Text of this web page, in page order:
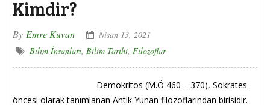
Kimdir?
By Emre Kuvan
Nisan 13, 2021
Bilim İnsanları, Bilim Tarihi, Filozoflar
Demokritos (M.Ö 460 – 370), Sokrates
öncesi olarak tanımlanan Antik Yunan filozoflarından birisidir.